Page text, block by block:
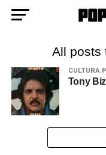
All posts
CULTURA
Tony